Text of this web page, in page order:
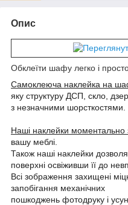
Опис
Обклеїти шафу легко і
Самоклеюча наклейка на
яку структуру ДСП, скло,
з незначними шорсткостями.
Наші наклейки моментально
вашу меблі.
Також наші наклейки
поверхні освіживши її до
Всі зображення захищені
запобігання механічних
пошкоджень фотодруку і